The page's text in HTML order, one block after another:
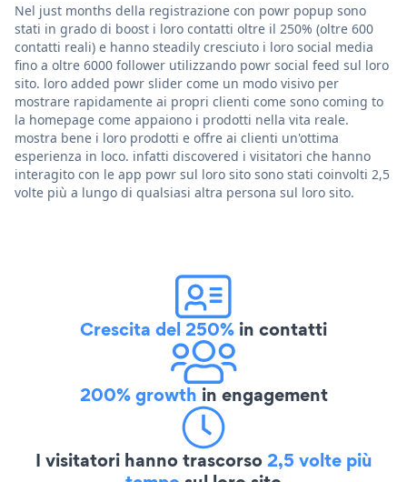
Nel just months della registrazione con powr popup sono
stati in grado di boost i loro contatti oltre il 250% (oltre 600
contatti reali) e hanno steadily cresciuto i loro social media
fino a oltre 6000 follower utilizzando powr social feed sul loro
sito. loro added powr slider come un modo visivo per
mostrare rapidamente ai propri clienti come sono coming to
la homepage come appaiono i prodotti nella vita reale.
mostra bene i loro prodotti e offre ai clienti un'ottima
esperienza in loco. infatti discovered i visitatori che hanno
interagito con le app powr sul loro sito sono stati coinvolti 2,5
volte più a lungo di qualsiasi altra persona sul loro sito.
Crescita del 250% in contatti
200% growth in engagement
I visitatori hanno trascorso2,5 volte più